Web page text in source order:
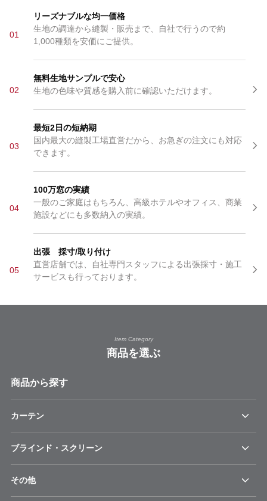
01
リーズナブルな均一価格
生地の調達から縫製・販売まで、自社で行うので約
1,000種類を安価にご提供。
02
無料生地サンプルで安心
生地の色味や質感を購入前に確認いただけます。
03
最短2日の短納期
国内最大の縫製工場直営だから、お急ぎの注文にも対応
できます。
04
100万窓の実績
一般のご家庭はもちろん、高級ホテルやオフィス、商業
施設などにも多数納入の実績。
05
出張 採寸/取り付け
直営店舗では、自社専門スタッフによる出張採寸・施工
サービスも行っております。
Item Category
商品を選ぶ
商品から探す
カーテン
ブラインド・スクリーン
その他